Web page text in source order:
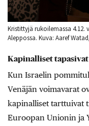
Kristittyjä rukoilemassa 4.12.
Aleppossa. Kuva: Aaref
Kapinalliset
Kun Israelin
Venäjän voimavarat
kapinalliset tarttuivat
Euroopan Unionin ja